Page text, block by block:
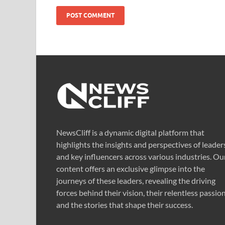
NewsCliff is a dynamic digital platform that
highlights the insights and perspectives of
and key influencers across various industries.
content offers an exclusive glimpse into the
journeys of these leaders, revealing the driving
forces behind their vision, their relentless passion,
and the stories that shape their success.